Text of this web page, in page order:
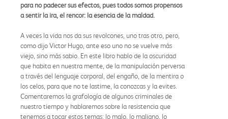
para no padecer sus efectos, pues todos somos propensos
a sentir la ira, el rencor: la esencia de la maldad.
A veces la vida nos da sus revolcones, uno tras otro, pero,
como dijo Victor Hugo, ante eso uno no se vuelve más
viejo, sino más sabio. En este libro hablo de la oscuridad
que habita en nuestra mente, de la manipulación perversa
a través del lenguaje corporal, del engaño, de la mentira o
los celos, para que no te lastime, la conozcas y la evites.
Comentaremos la grafología de algunos criminales de
nuestro tiempo y hablaremos sobre la resistencia que
tenemos a tocar estos temas: lo malo, lo maligno, lo